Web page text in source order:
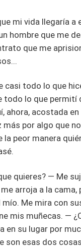
mi vida llegaría a
hombre que me
que me
casi todo lo que
todo lo que permití
ahora, acostada
más por algo que
la peor manera
quieres? — Me
arroja a la cama,
Me mira con
mis muñecas. —
en su lugar por
son esas dos